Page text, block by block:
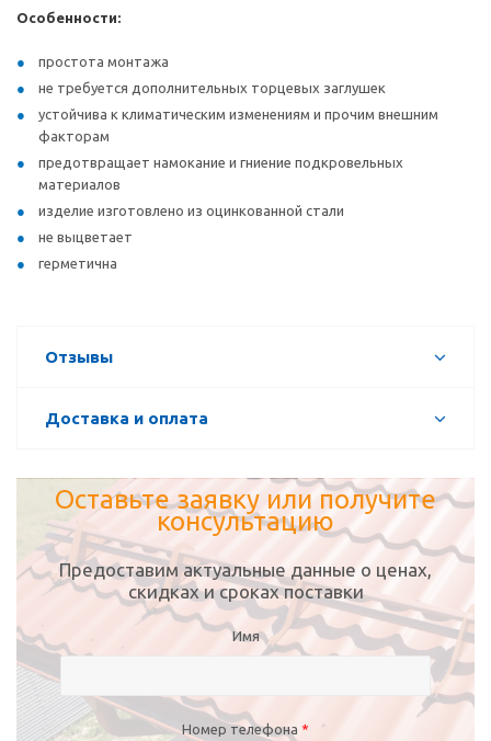
Особенности:
простота монтажа
не требуется дополнительных торцевых заглушек
устойчива к климатическим изменениям и прочим внешним
факторам
предотвращает намокание и гниение подкровельных
материалов
изделие изготовлено из оцинкованной стали
не выцветает
герметична
Отзывы
Доставка и оплата
Оставьте заявку или получите
консультацию
Предоставим актуальные данные о ценах,
скидках и сроках поставки
Имя
Номер телефона *